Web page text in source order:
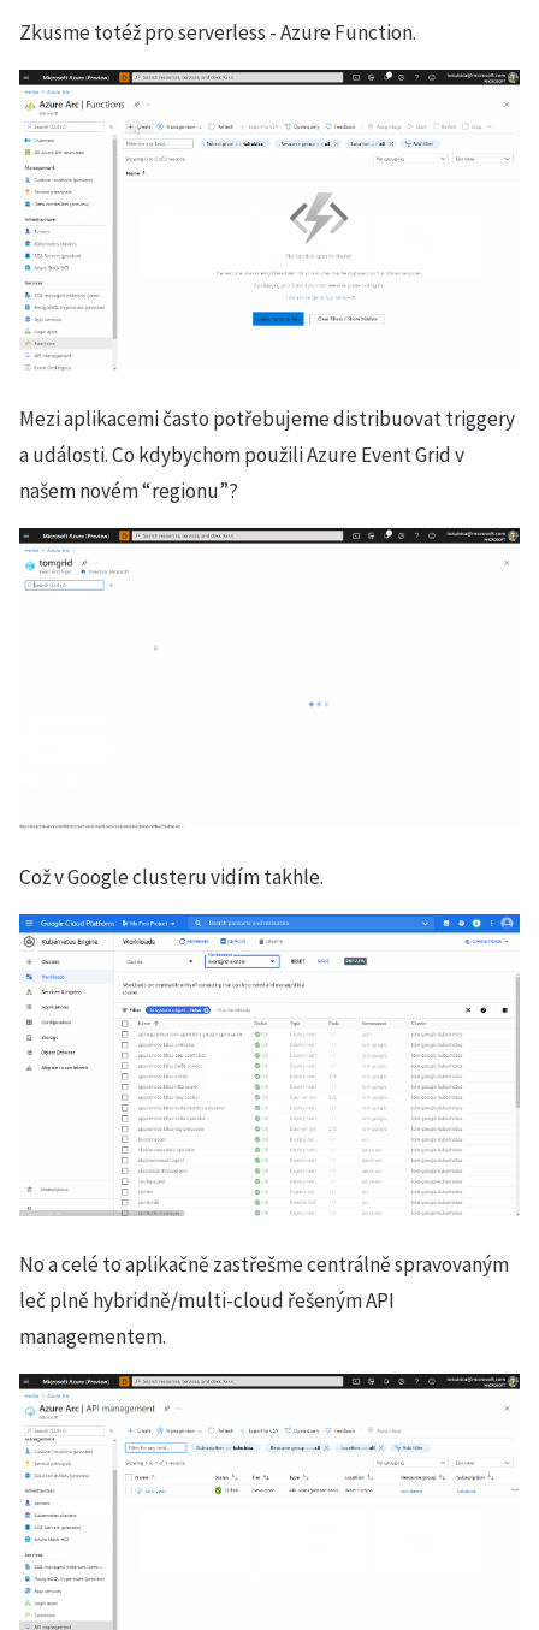
Zkusme totéž pro serverless - Azure Function.
Mezi aplikacemi často potřebujeme distribuovat triggery
a události. Co kdybychom použili Azure Event Grid v
našem novém “regionu”?
Což v Google clusteru vidím takhle.
No a celé to aplikačně zastřešme centrálně spravovaným
leč plně hybridně/multi-cloud řešeným API
managementem.